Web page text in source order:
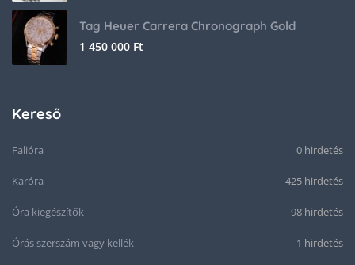
Tag Heuer Carrera Chronograph Gold
1 450 000 Ft
Kereső
Falióra 0 hirdetés
Karóra 425 hirdetés
Óra kiegészítők 98 hirdetés
Órás szerszám vagy kellék 1 hirdetés